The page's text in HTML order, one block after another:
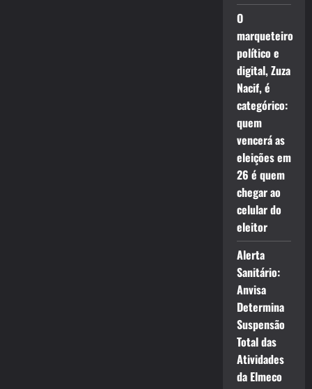
O
marqueteiro
político e
digital, Zuza
Nacif, é
categórico:
quem
vencerá as
eleições em
26 é quem
chegar ao
celular do
eleitor
Alerta
Sanitário:
Anvisa
Determina
Suspensão
Total das
Atividades
da Elmeco